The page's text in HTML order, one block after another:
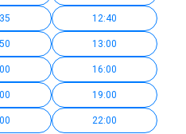
12:40
13:00
16:00
19:00
22:00